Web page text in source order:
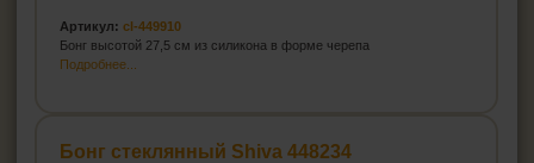
Артикул: cl-449910
Бонг высотой 27,5 см из силикона в форме черепа
Подробнее...
Бонг стеклянный Shiva 448234